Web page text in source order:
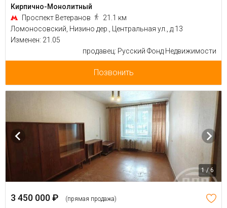
Кирпично-Монолитный
Проспект Ветеранов
21.1 км
Ломоносовский, Низино дер., Центральная ул., д 13
Изменен: 21.05
продавец: Русский Фонд Недвижимости
Позвонить
1 / 6
3 450 000 ₽ (прямая продажа)